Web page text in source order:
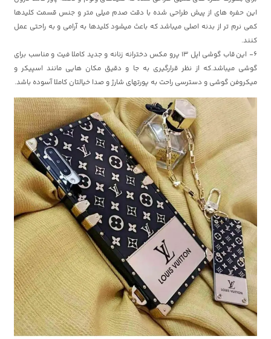
این حفره های از پیش طراحی شده با دقت صدم میلی متر و جنس قسمت کلیدها
کمی نرم تر از بدنه اصلی میباشد که باعث میشود کلیدها به آرامی و به راحتی عمل
کنند.
6- این
قاب گوشی اپل 13 پرو مکس دخترانه زنانه و جدید ک
املا فیت و مناسب برای
گوشی میباشد.که از نظر قرارگیری به جا و دقیق مکان هایی مانند اسپیکر و
میکروفن گوشی و دسترسی راحت به پورتهای شارژ و صدا خیالتان کاملا آسوده باشد.